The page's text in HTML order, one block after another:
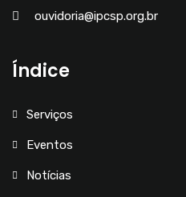
ouvidoria@ipcsp.org.br
Índice
Serviços
Eventos
Notícias